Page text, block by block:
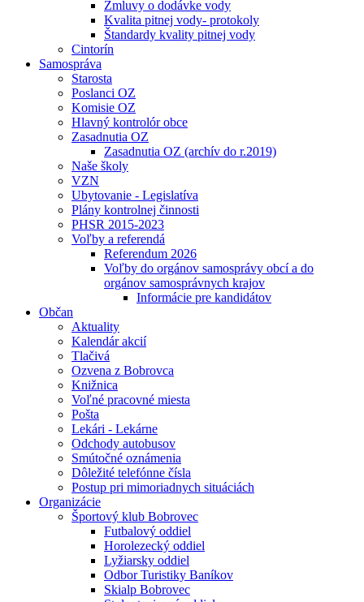
Zmluvy o dodávke vody
Kvalita pitnej vody- protokoly
Štandardy kvality pitnej vody
Cintorín
Samospráva
Starosta
Poslanci OZ
Komisie OZ
Hlavný kontrolór obce
Zasadnutia OZ
Zasadnutia OZ (archív do r.2019)
Naše školy
VZN
Ubytovanie - Legislatíva
Plány kontrolnej činnosti
PHSR 2015-2023
Voľby a referendá
Referendum 2026
Voľby do orgánov samosprávy obcí a do
orgánov samosprávnych krajov
Informácie pre kandidátov
Občan
Aktuality
Kalendár akcií
Tlačivá
Ozvena z Bobrovca
Knižnica
Voľné pracovné miesta
Pošta
Lekári - Lekárne
Odchody autobusov
Smútočné oznámenia
Dôležité telefónne čísla
Postup pri mimoriadnych situáciách
Organizácie
Športový klub Bobrovec
Futbalový oddiel
Horolezecký oddiel
Lyžiarsky oddiel
Odbor Turistiky Baníkov
Skialp Bobrovec